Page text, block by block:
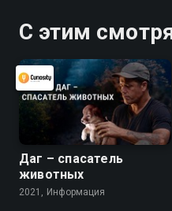
С этим
Даг – спасатель
животных
2021, Информация